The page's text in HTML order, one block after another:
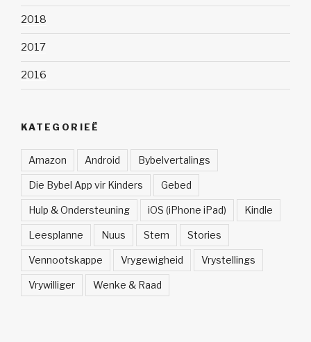
2018
2017
2016
KATEGORIEË
Amazon Android Bybelvertalings
Die Bybel App vir Kinders Gebed
Hulp & Ondersteuning iOS (iPhone iPad) Kindle
Leesplanne Nuus Stem Stories
Vennootskappe Vrygewigheid Vrystellings
Vrywilliger Wenke & Raad